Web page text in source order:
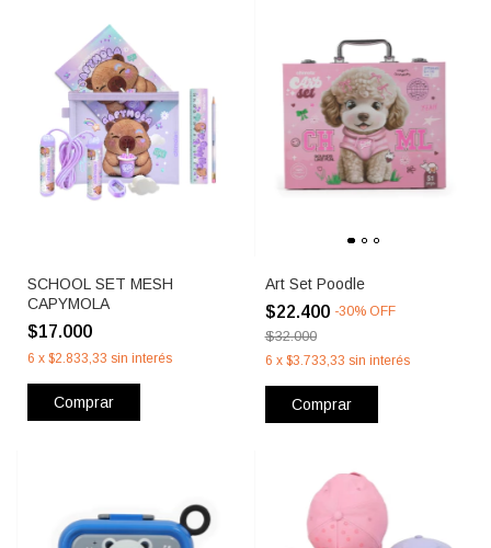
SCHOOL SET MESH
CAPYMOLA
$17.000
6 x $2.833,33 sin interés
Comprar
Art Set Poodle
$22.400 -30% OFF
$32.000
6 x $3.733,33 sin interés
Comprar